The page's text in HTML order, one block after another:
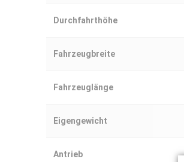
Durchfahrthöhe
Fahrzeugbreite
Fahrzeuglänge
Eigengewicht
Antrieb